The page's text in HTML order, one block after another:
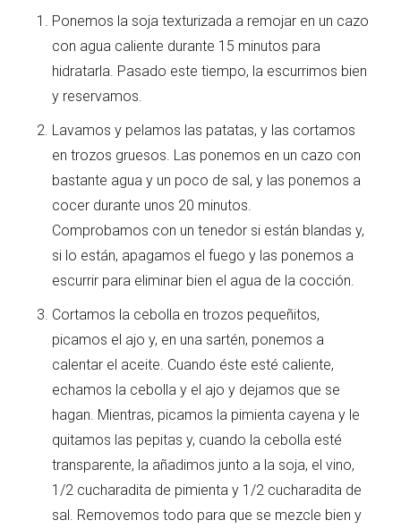
Ponemos la soja texturizada a remojar en un cazo
con agua caliente durante 15 minutos para
hidratarla. Pasado este tiempo, la escurrimos bien
y reservamos.
Lavamos y pelamos las patatas, y las cortamos
en trozos gruesos. Las ponemos en un cazo con
bastante agua y un poco de sal, y las ponemos a
cocer durante unos 20 minutos.
Comprobamos con un tenedor si están blandas y,
si lo están, apagamos el fuego y las ponemos a
escurrir para eliminar bien el agua de la cocción.
Cortamos la cebolla en trozos pequeñitos,
picamos el ajo y, en una sartén, ponemos a
calentar el aceite. Cuando éste esté caliente,
echamos la cebolla y el ajo y dejamos que se
hagan. Mientras, picamos la pimienta cayena y le
quitamos las pepitas y, cuando la cebolla esté
transparente, la añadimos junto a la soja, el vino,
1/2 cucharadita de pimienta y 1/2 cucharadita de
sal. Removemos todo para que se mezcle bien y